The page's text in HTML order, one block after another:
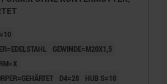
GEWINDE=M20X1,5
D4=28
HUB S=10